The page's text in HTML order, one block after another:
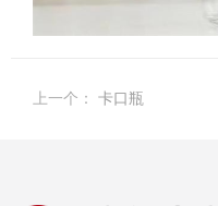
上一个： 卡口瓶